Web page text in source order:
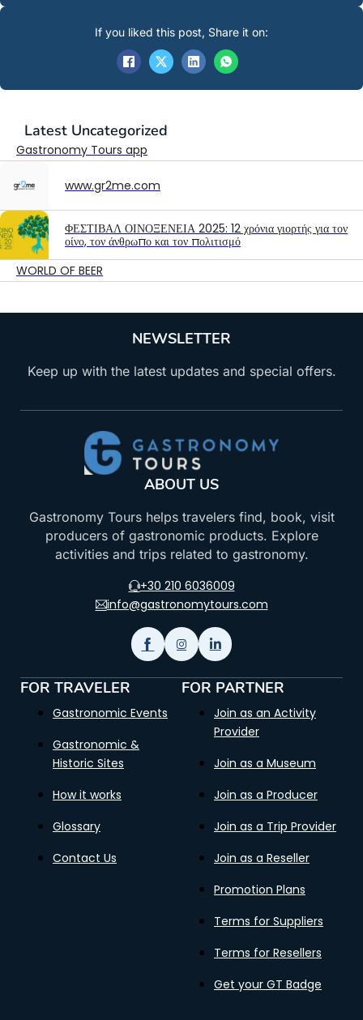
Latest Uncategorized
Gastronomy Tours app
www.gr2me.com
ΦΕΣΤΙΒΑΛ ΟΙΝΟΞΕΝΕΙΑ 2025: 12 χρόνια γιορτής για τον
οίνο, τον άνθρωπο και τον πολιτισμό
WORLD OF BEER
If you liked this post, Share it on:
NEWSLETTER
Keep up with the latest updates and special offers.
ABOUT US
Gastronomy Tours helps travelers find, book, visit
producers of gastronomic products. Explore
activities and trips related to gastronomy.
+30 210 6036009
info@gastronomytours.com
FOR TRAVELER
Gastronomic Events
Gastronomic &
Historic Sites
How it works
Glossary
Contact Us
FOR PARTNER
Join as an Activity
Provider
Join as a Museum
Join as a Producer
Join as a Trip Provider
Join as a Reseller
Promotion Plans
Terms for Suppliers
Terms for Resellers
Get your GT Badge